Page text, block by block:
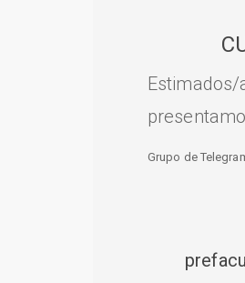
Estimados/
Grupo de